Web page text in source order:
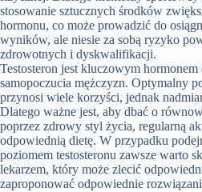
stosowanie sztucznych środków
hormonu, co może prowadzić do
wyników, ale niesie za sobą ryzyko
zdrowotnych i dyskwalifikacji.
Testosteron jest kluczowym
samopoczucia mężczyzn. Optymalny
przynosi wiele korzyści, jednak
Dlatego ważne jest, aby dbać o
poprzez zdrowy styl życia, regularną
odpowiednią dietę. W przypadku
poziomem testosteronu zawsze warto
lekarzem, który może zlecić
zaproponować odpowiednie